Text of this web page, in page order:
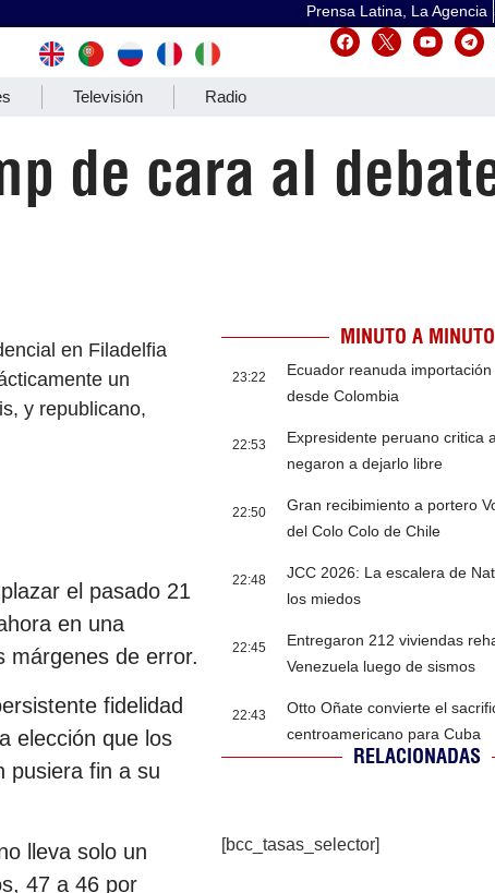
Prensa Latina, La Agencia
Televisión Radio
de cara al
en Filadelfia
un
y republicano,
el pasado 21
en una
márgenes de error.
fidelidad
elección que los
pusiera fin a su
lleva solo un
47 a 46 por
MINUTO A MINUTO
23:22
Ecuador reanuda
desde Colombia
22:53
Expresidente peruano critica
negaron a dejarlo libre
22:50
Gran recibimiento a portero
del Colo Colo de Chile
22:48
JCC 2026: La escalera de
los miedos
22:45
Entregaron 212 viviendas
Venezuela luego de sismos
22:43
Otto Oñate convierte el
centroamericano para Cuba
RELACIONADAS
[bcc_tasas_selector]